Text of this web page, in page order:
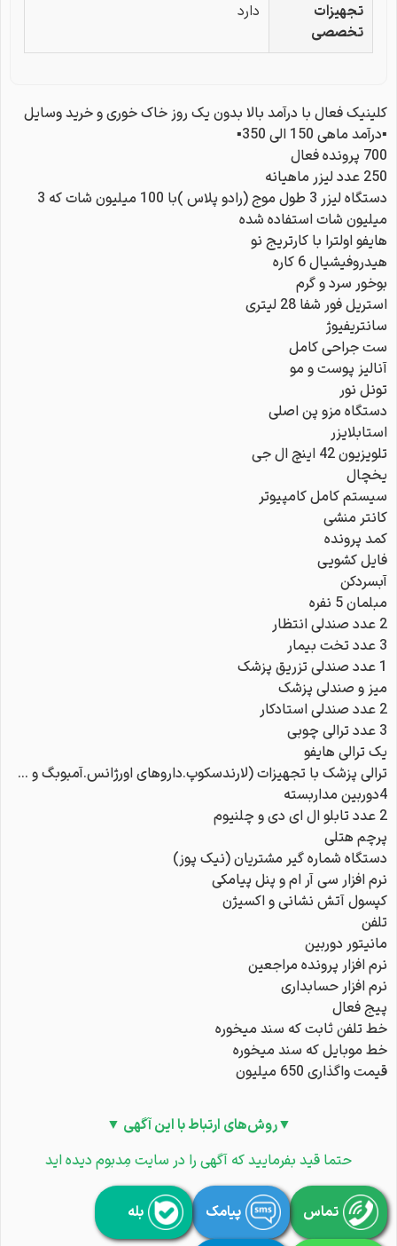
تجهیزات
تخصصی
دارد
کلینیک فعال با درآمد بالا بدون یک روز خاک خوری و خرید وسایل
▪️درآمد ماهی 150 الی 350▪️
700 پرونده فعال
250 عدد لیزر ماهیانه
دستگاه لیزر 3 طول موج (رادو پلاس )با 100 میلیون شات که 3
میلیون شات استفاده شده
هایفو اولترا با کارتریج نو
هیدروفیشیال 6 کاره
بوخور سرد و گرم
استریل فور شفا 28 لیتری
سانتریفیوژ
ست جراحی کامل
آنالیز پوست و مو
تونل نور
دستگاه مزو پن اصلی
استابلایزر
تلویزیون 42 اینچ ال جی
یخچال
سیستم کامل کامپیوتر
کانتر منشی
کمد پرونده
فایل کشویی
آبسردکن
مبلمان 5 نفره
2 عدد صندلی انتظار
3 عدد تخت بیمار
1 عدد صندلی تزریق پزشک
میز و صندلی پزشک
2 عدد صندلی استادکار
3 عدد ترالی چوبی
یک ترالی هایفو
ترالی پزشک با تجهیزات (لارندسکوپ.داروهای اورژانس.آمبوبگ و …
4دوربین مداربسته
2 عدد تابلو ال ای دی و چلنیوم
پرچم هتلی
دستگاه شماره گیر مشتریان (نیک پوز)
نرم افزار سی آر ام و پنل پیامکی
کپسول آتش نشانی و اکسیژن
تلفن
مانیتور دوربین
نرم افزار پرونده مراجعین
نرم افزار حسابداری
پیج فعال
خط تلفن ثابت که سند میخوره
خط موبایل که سند میخوره
قیمت واگذاری 650 میلیون
▼روش‌های ارتباط با این آگهی ▼
حتما قید بفرمایید که آگهی را در سایت مِدبوم دیده اید
تماس پیامک بله